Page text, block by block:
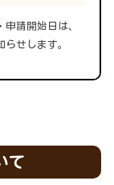
請開始日は、
らせします。
て